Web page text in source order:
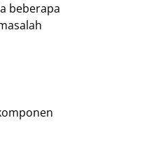
beberapa